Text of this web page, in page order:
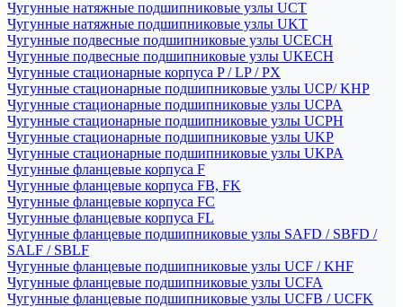
Чугунные натяжные подшипниковые узлы UCT
Чугунные натяжные подшипниковые узлы UKT
Чугунные подвесные подшипниковые узлы UCECH
Чугунные подвесные подшипниковые узлы UKECH
Чугунные стационарные корпуса P / LP / PX
Чугунные стационарные подшипниковые узлы UCP/ KHP
Чугунные стационарные подшипниковые узлы UCPA
Чугунные стационарные подшипниковые узлы UCPH
Чугунные стационарные подшипниковые узлы UKP
Чугунные стационарные подшипниковые узлы UKPA
Чугунные фланцевые корпуса F
Чугунные фланцевые корпуса FB, FK
Чугунные фланцевые корпуса FC
Чугунные фланцевые корпуса FL
Чугунные фланцевые подшипниковые узлы SAFD / SBFD /
SALF / SBLF
Чугунные фланцевые подшипниковые узлы UCF / KHF
Чугунные фланцевые подшипниковые узлы UCFA
Чугунные фланцевые подшипниковые узлы UCFB / UCFK